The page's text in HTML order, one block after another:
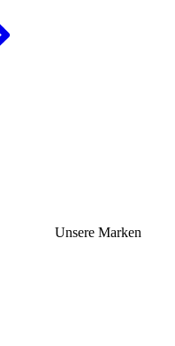
Unsere Marken